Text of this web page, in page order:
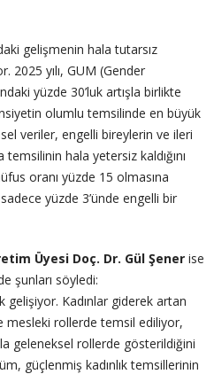
gelişmenin hala tutarsız
2025 yılı, GUM (Gender
yüzde 30’luk artışla birlikte
olumlu temsilinde en büyük
veriler, engelli bireylerin ve ileri
hala yetersiz kaldığını
oranı yüzde 15 olmasına
yüzde 3’ünde engelli bir
Üyesi Doç. Dr. Gül Şenerise
şunları söyledi:
gelişiyor. Kadınlar giderek artan
mesleki rollerde temsil ediliyor,
geleneksel rollerde gösterildiğini
güçlenmiş kadınlık temsillerinin